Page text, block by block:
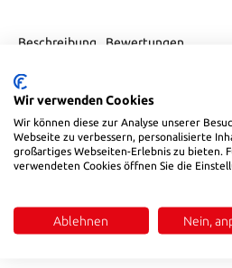
Beschreibung Bewertungen
Produktinformationen
• Für Temperier-Anwendungen
• Wahlweise mit freiem
• Schlauchkupplungen
Wir verwenden Cookies
Wir können diese zur Analyse unserer
Webseite zu verbessern, personalisierte
großartiges Webseiten-Erlebnis zu bieten.
verwendeten Cookies öffnen Sie die
Ablehnen Nein,